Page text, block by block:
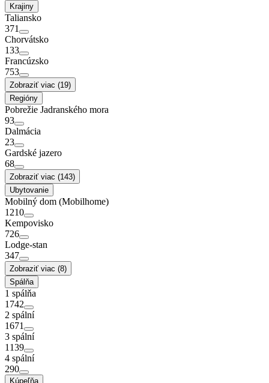
Krajiny
Taliansko
371
Chorvátsko
133
Francúzsko
753
Zobraziť viac (19)
Regióny
Pobrežie Jadranského mora
93
Dalmácia
23
Gardské jazero
68
Zobraziť viac (143)
Ubytovanie
Mobilný dom (Mobilhome)
1210
Kempovisko
726
Lodge-stan
347
Zobraziť viac (8)
Spálňa
1 spálňa
1742
2 spální
1671
3 spální
1139
4 spální
290
Kúpeľňa